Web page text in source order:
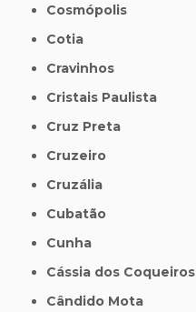
Cosmópolis
Cotia
Cravinhos
Cristais Paulista
Cruz Preta
Cruzeiro
Cruzália
Cubatão
Cunha
Cássia dos Coqueiros
Cândido Mota